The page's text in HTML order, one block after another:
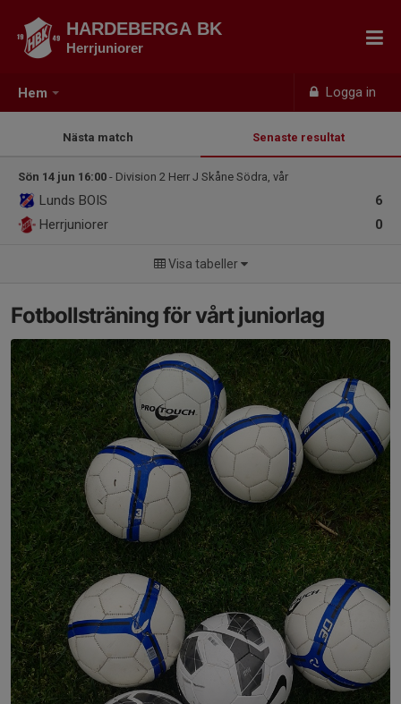
Hem Logga in
HARDEBERGA BK
Herrjuniorer
Nästa match Senaste resultat
Sön 14 jun 16:00 - Division 2 Herr J Skåne Södra, vår
6
Lunds BOIS
0
Herrjuniorer
Visa tabeller
Fotbollsträning för vårt juniorlag